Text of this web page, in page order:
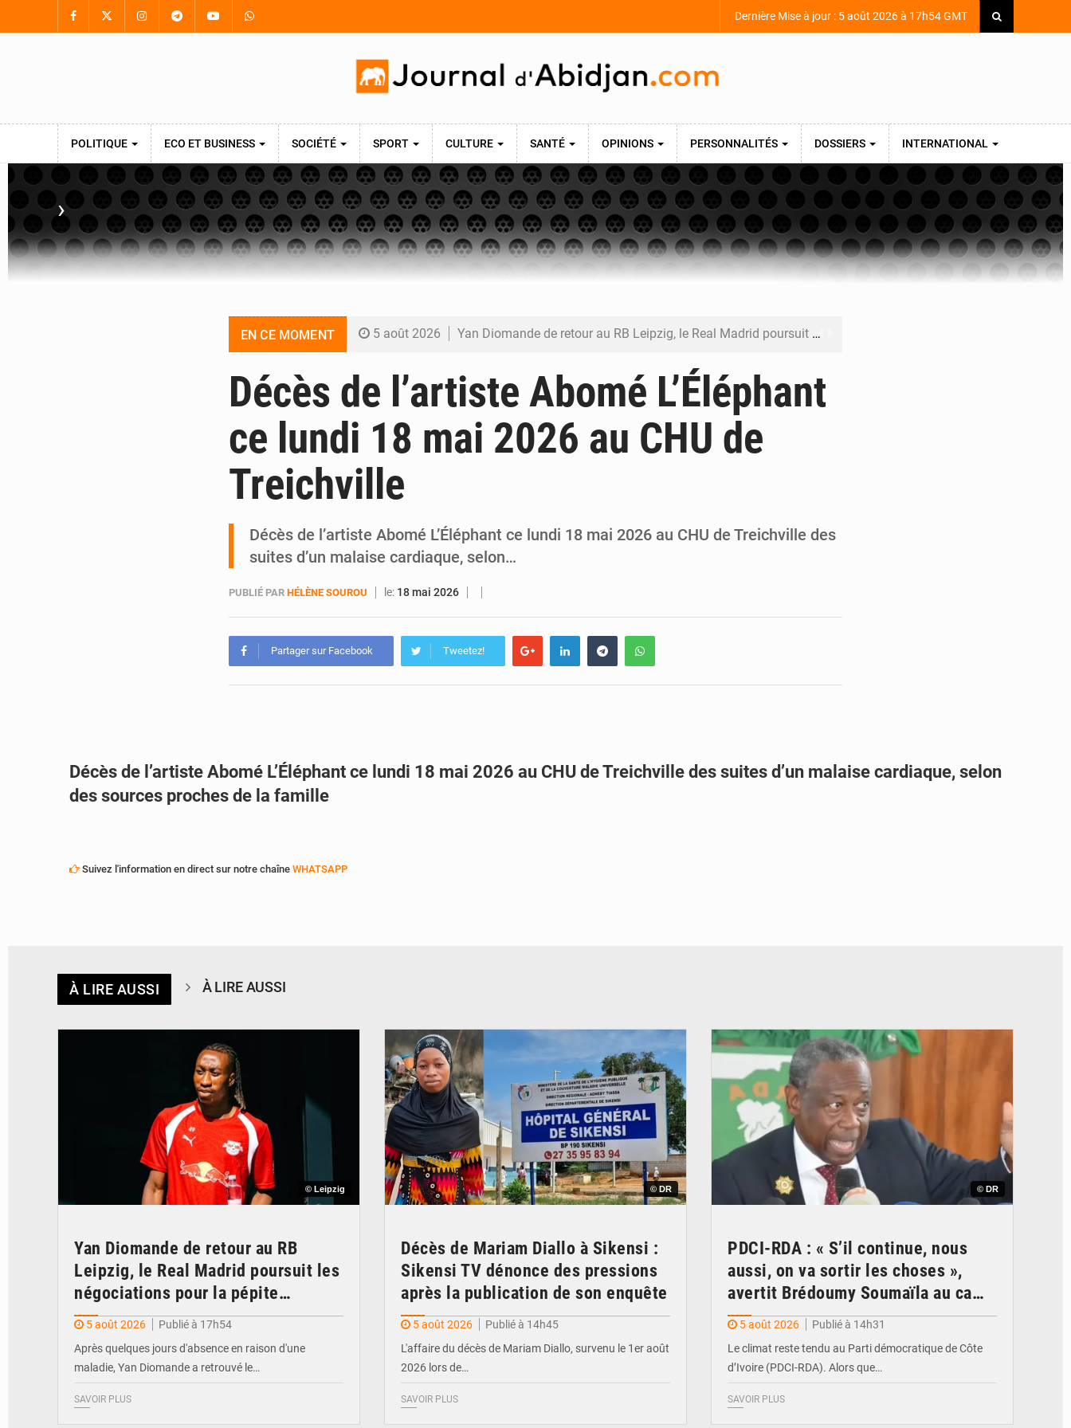
Dernière Mise à jour : 5 août 2026 à 17h54 GMT
POLITIQUE ECO ET BUSINESS SOCIÉTÉ SPORT CULTURE SANTÉ OPINIONS PERSONNALITÉS DOSSIERS INTERNATIONAL
›
EN CE MOMENT 5 août 2026 Yan Diomande de retour au RB Leipzig, le Real Madrid poursuit les négociations pour la pépite ivoirienne
Décès de Mariam Diallo à Sikensi : Sikensi TV dénonce des pressions après la publication de son enquête
5 août 2026 PDCI-RDA : « S’il continue, nous aussi, on va sortir les choses », avertit Brédoumy Soumaïla au camp Guikahué
5 août 2026 Agboville : l’eau potable polluée par l’orpaillage clandestin, le préfet tire la sonnette d’alarme
5 août 2026
Décès de l’artiste Abomé L’Éléphant
ce lundi 18 mai 2026 au CHU de
Treichville
Décès de l’artiste Abomé L’Éléphant ce lundi 18 mai 2026 au CHU de Treichville des
suites d’un malaise cardiaque, selon…
PUBLIÉ PAR HÉLÈNE SOUROU le: 18 mai 2026
Partager sur Facebook Tweetez!
Décès de l’artiste Abomé L’Éléphant ce lundi 18 mai 2026 au CHU de Treichville des suites d’un malaise cardiaque, selon
des sources proches de la famille
Suivez l'information en direct sur notre chaîne WHATSAPP
À LIRE AUSSI À LIRE AUSSI
© Leipzig
Yan Diomande de retour au RB
Leipzig, le Real Madrid poursuit les
négociations pour la pépite
ivoirienne
5 août 2026
Publié à 17h54
Après quelques jours d'absence en raison d'une
maladie, Yan Diomande a retrouvé le…
SAVOIR PLUS
© DR
Décès de Mariam Diallo à Sikensi :
Sikensi TV dénonce des pressions
après la publication de son enquête
5 août 2026
Publié à 14h45
L'affaire du décès de Mariam Diallo, survenu le 1er août
2026 lors de…
SAVOIR PLUS
© DR
PDCI-RDA : « S’il continue, nous
aussi, on va sortir les choses »,
avertit Brédoumy Soumaïla au camp
Guikahué
5 août 2026
Publié à 14h31
Le climat reste tendu au Parti démocratique de Côte
d’Ivoire (PDCI-RDA). Alors que…
SAVOIR PLUS